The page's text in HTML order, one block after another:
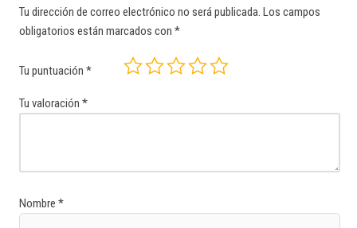
Tu dirección de correo electrónico no será publicada. Los campos
obligatorios están marcados con *
Tu puntuación *
Tu valoración *
Nombre *